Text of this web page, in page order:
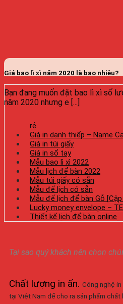
Giá bao lì xì năm 2020 là bao nhiêu?
Bạn đang muốn đặt bao lì xì số
năm 2020 nhưng e [...]
rẻ
Giá in danh thiếp – Name
Giá in túi giấy
Giá in sổ tay
Mẫu bao lì xì 2022
Mẫu lịch để bàn 2022
Mẫu túi giấy có sẵn
Mẫu đế lịch có sẵn
Mẫu đế lịch để bàn Gỗ
Lucky money envelope –
Thiết kế lịch để bàn online
Tại sao quý khách nên chọn
Chất lượng in ấn. Công nghệ
tại Việt Nam để cho ra sản phẩm